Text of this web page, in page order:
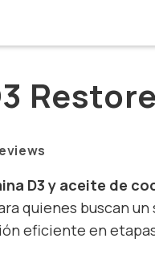
Restore
D3 y aceite de
quienes buscan un
eficiente en